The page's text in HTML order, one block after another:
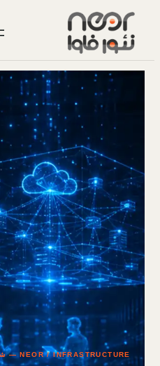
NEOR / INFRASTRUCTURE — شبکه، امنیت، ابر و عملیات